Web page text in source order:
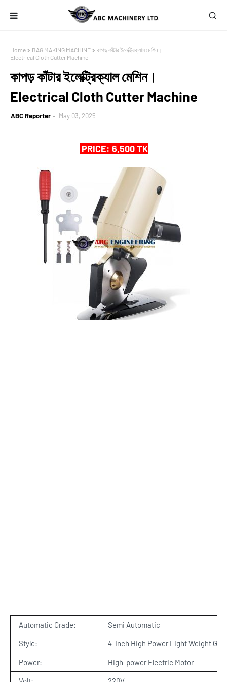
Home BAG MAKING MACHINE
কাপড় কাঁটার ইলেক্ট্রিক্যাল মেশিন।
Electrical Cloth Cutter Machine
কাপড় কাঁটার ইলেক্ট্রিক্যাল মেশিন।
Electrical Cloth Cutter Machine
ABC Reporter May 03, 2025
PRICE: 6,500 TK
Automatic Grade: Semi Automatic
Style: 4-Inch High Power Light Weight
Power: High-power Electric Motor